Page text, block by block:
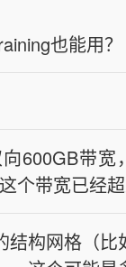
也能用？
600GB带
个带宽已经
构网格（比